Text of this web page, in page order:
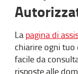
La pagina di
chiarire ogni tuo
facile da
risposte alle